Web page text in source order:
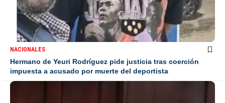
NACIONALES
Hermano de Yeuri Rodríguez pide justicia tras coerción
impuesta a acusado por muerte del deportista